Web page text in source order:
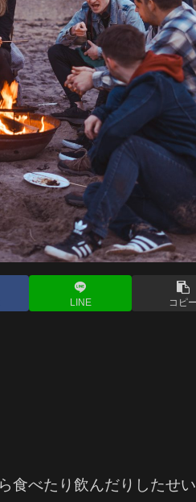
LINE コピー
食べたり飲んだりしたせ